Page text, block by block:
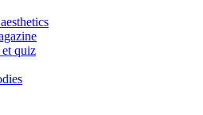
et quiz